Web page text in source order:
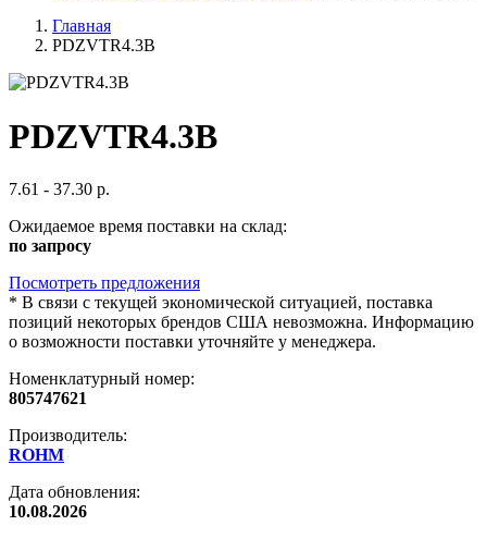
Главная
PDZVTR4.3B
PDZVTR4.3B
7.61 - 37.30 р.
Ожидаемое время поставки на склад:
по запросу
Посмотреть предложения
* В связи с текущей экономической ситуацией, поставка
позиций некоторых брендов США невозможна. Информацию
о возможности поставки уточняйте у менеджера.
Номенклатурный номер:
805747621
Производитель:
ROHM
Дата обновления:
10.08.2026